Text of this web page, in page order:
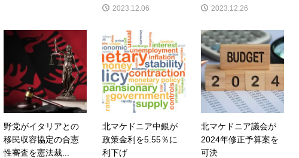
2023.12.06 2023.12.26
野党がイタリアとの
移民収容協定の合憲
性審査を憲法裁...
北マケドニア中銀が
政策金利を5.55％に
利下げ
北マケドニア議会が
2024年修正予算案を
可決